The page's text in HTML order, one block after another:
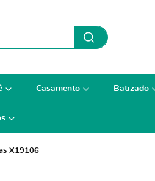
Casamento Batizado
X19106